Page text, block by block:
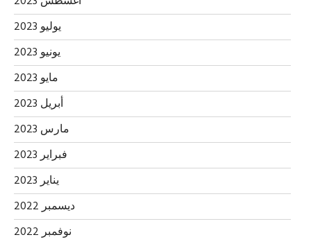
يوليو 2023
يونيو 2023
مايو 2023
أبريل 2023
مارس 2023
فبراير 2023
يناير 2023
ديسمبر 2022
نوفمبر 2022